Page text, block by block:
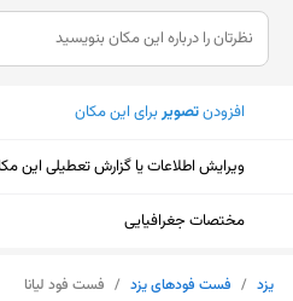
پنجشنبه
جمعه
شنبه
یکشنبه
افزودنتصویربرای این مکان
ویرایش اطلاعات یا گزارش تعطیلی این
مختصات جغرافیایی
یزد / فست فودهای یزد / فست فود لیانا